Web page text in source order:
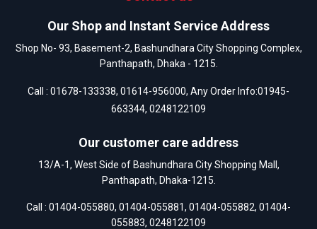
Our Shop and Instant Service Address
Shop No- 93, Basement-2, Bashundhara City Shopping Complex,
Panthapath, Dhaka - 1215.
Call : 01678-133338, 01614-956000, Any Order Info:01945-
663344, 0248122109
Our customer care address
13/A-1, West Side of Bashundhara City Shopping Mall,
Panthapath, Dhaka-1215.
Call : 01404-055880, 01404-055881, 01404-055882, 01404-
055883, 0248122109